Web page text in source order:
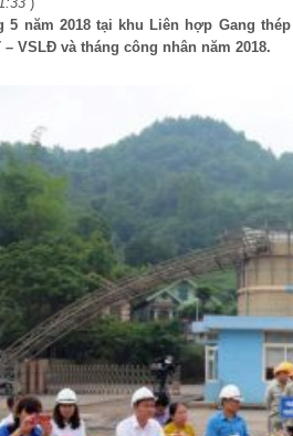
5 năm 2018 tại khu Liên hợp Gang
– VSLĐ và tháng công nhân năm 2018.